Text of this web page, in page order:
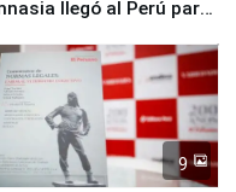
llegó al Perú para
Lima 2027
9